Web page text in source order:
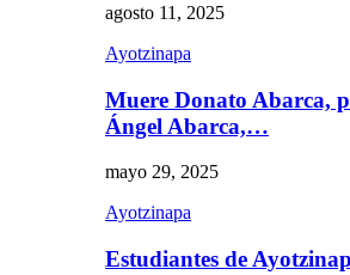
agosto 11, 2025
Ayotzinapa
Muere Donato Abarca,
Ángel Abarca,…
mayo 29, 2025
Ayotzinapa
Estudiantes de